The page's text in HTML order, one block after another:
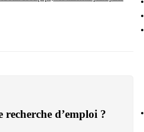
d’emploi ?